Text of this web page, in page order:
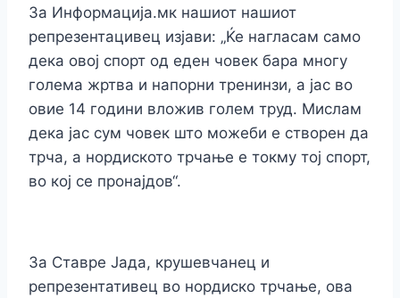
За Информација.мк нашиот нашиот
репрезентацивец изјави: „Ќе нагласам само
дека овој спорт од еден човек бара многу
голема жртва и напорни тренинзи, а јас во
овие 14 години вложив голем труд. Мислам
дека јас сум човек што можеби е створен да
трча, а нордиското трчање е токму тој спорт,
во кој се пронајдов“.
За Ставре Јада, крушевчанец и
репрезентативец во нордиско трчање, ова